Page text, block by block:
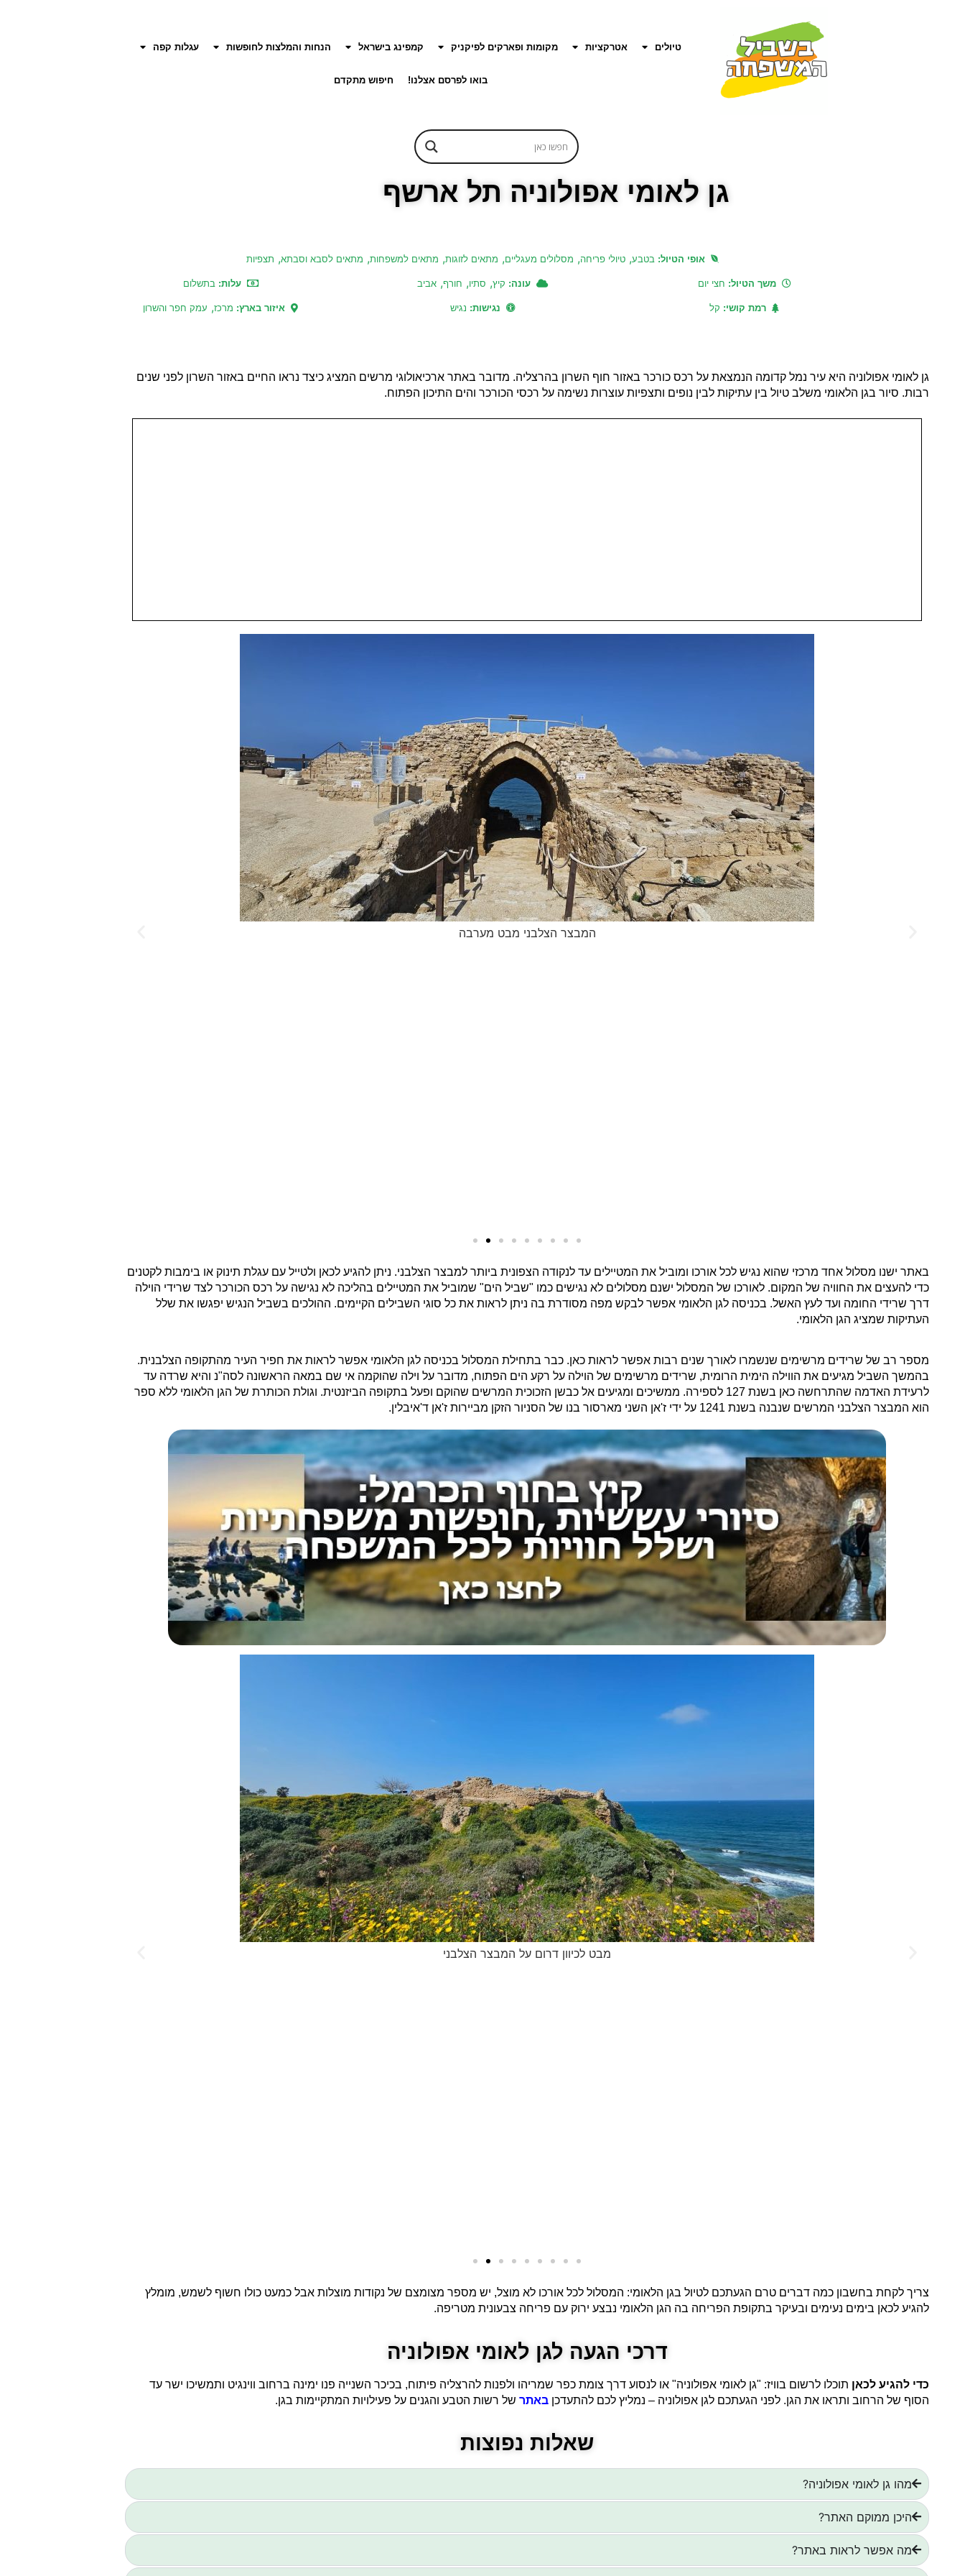
טיולים אטרקציות מקומות ופארקים לפיקניק קמפינג בישראל הנחות והמלצות לחופשות עגלות קפה
בואו לפרסם אצלנו! חיפוש מתקדם
גן לאומי אפולוניה תל ארשף
אופי הטיול: בטבע, טיולי פריחה, מסלולים מעגליים, מתאים לזוגות, מתאים למשפחות, מתאים לסבא וסבתא, תצפיות
משך הטיול: חצי יום עונה: קיץ, סתיו, חורף, אביב עלות:בתשלום
רמת קושי: קל נגישות: נגיש איזור בארץ: מרכז, עמק חפר והשרון
גן לאומי אפולוניה היא עיר נמל קדומה הנמצאת על רכס כורכר באזור חוף השרון בהרצליה. מדובר באתר ארכיאולוגי מרשים המציג כיצד נראו החיים באזור השרון לפני שנים
רבות. סיור בגן הלאומי משלב טיול בין עתיקות לבין נופים ותצפיות עוצרות נשימה על רכסי הכורכר והים התיכון הפתוח.
המבצר הצלבני מבט מערבה
באתר ישנו מסלול אחד מרכזי שהוא נגיש לכל אורכו ומוביל את המטיילים עד לנקודה הצפונית ביותר למבצר הצלבני. ניתן להגיע לכאן ולטייל עם עגלת תינוק או בימבות לקטנים
כדי להעצים את החוויה של המקום. לאורכו של המסלול ישנם מסלולים לא נגישים כמו "שביל הים" שמוביל את המטיילים בהליכה לא נגישה על רכס הכורכר לצד שרידי הוילה
דרך שרידי החומה ועד לעץ האשל. בכניסה לגן הלאומי אפשר לבקש מפה מסודרת בה ניתן לראות את כל סוגי השבילים הקיימים. ההולכים בשביל הנגיש יפגשו את שלל
העתיקות שמציג הגן הלאומי.
מספר רב של שרידים מרשימים שנשמרו לאורך שנים רבות אפשר לראות כאן. כבר בתחילת המסלול בכניסה לגן הלאומי אפשר לראות את חפיר העיר מהתקופה הצלבנית.
בהמשך השביל מגיעים את הווילה הימית הרומית, שרידים מרשימים של הוילה על רקע הים הפתוח, מדובר על וילה שהוקמה אי שם במאה הראשונה לסה"נ והיא שרדה עד
לרעידת האדמה שהתרחשה כאן בשנת 127 לספירה. ממשיכים ומגיעים אל כבשן הזכוכית המרשים שהוקם ופעל בתקופה הביזנטית. וגולת הכותרת של הגן הלאומי ללא ספר
הוא המבצר הצלבני המרשים שנבנה בשנת 1241 על ידי ז'אן השני מארסור בנו של הסניור הזקן מביירות ז'אן ד'איבלין.
תצוגת כלי המצור
צריך לקחת בחשבון כמה דברים טרם הגעתכם לטיול בגן הלאומי: המסלול לכל אורכו לא מוצל, יש מספר מצומצם של נקודות מוצלות אבל כמעט כולו חשוף לשמש, מומלץ
להגיע לכאן בימים נעימים ובעיקר בתקופת הפריחה בה הגן הלאומי נבצע ירוק עם פריחה צבעונית מטריפה.
דרכי הגעה לגן לאומי אפולוניה
כדי להגיע לכאן תוכלו לרשום בוויז: "גן לאומי אפולוניה" או לנסוע דרך צומת כפר שמריהו ולפנות להרצליה פיתוח, בכיכר השנייה פנו ימינה ברחוב ווינגיט ותמשיכו ישר עד
הסוף של הרחוב ותראו את הגן. לפני הגעתכם לגן אפולוניה – נמליץ לכם להתעדכן באתר של רשות הטבע והגנים על פעילויות המתקיימות בגן.
שאלות נפוצות
מהו גן לאומי אפולוניה?
היכן ממוקם האתר?
מה אפשר לראות באתר?